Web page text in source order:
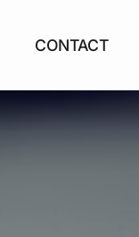
CONTACT